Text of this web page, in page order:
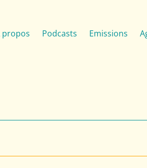
propos Podcasts Emissions